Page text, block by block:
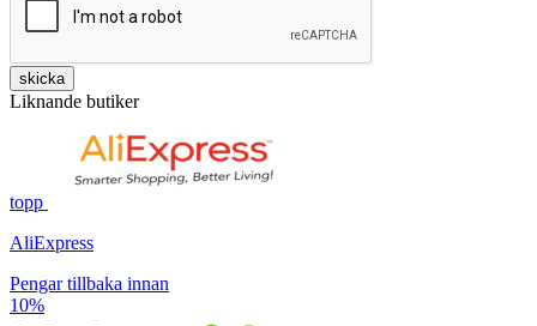
skicka
Liknande butiker
topp
AliExpress
Pengar tillbaka innan
10%